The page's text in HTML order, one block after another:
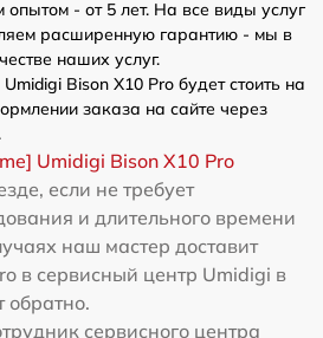
- от 5 лет. На все виды услуг
расширенную гарантию - мы в
наших услуг.
Bison X10 Pro будет стоить на
заказа на сайте через
Umidigi Bison X10 Pro
если не требует
и длительного времени
наш мастер доставит
в сервисный центр Umidigi в
обратно.
сервисного центра